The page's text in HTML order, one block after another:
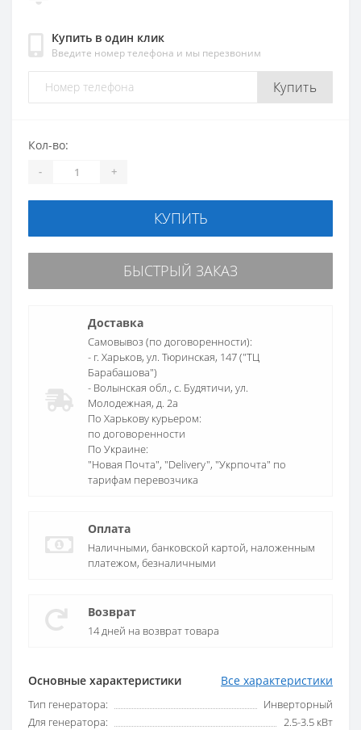
Купить в один клик
Введите номер телефона и мы перезвоним
Купить
Основные характеристики Все характеристики
Тип генератора:
Инверторный
Для генератора:
2.5-3.5 кВт
Кол-во:
- +
КУПИТЬ
БЫСТРЫЙ ЗАКАЗ
Доставка
Самовывоз (по договоренности):
- г. Харьков, ул. Тюринская, 147 ("ТЦ
Барабашова")
- Волынская обл., c. Будятичи, ул.
Молодежная, д. 2а
По Харькову курьером:
по договоренности
По Украине:
"Новая Почта", "Delivery", "Укрпочта" по
тарифам перевозчика
Оплата
Наличными, банковской картой, наложенным
платежом, безналичными
Возврат
14 дней на возврат товара